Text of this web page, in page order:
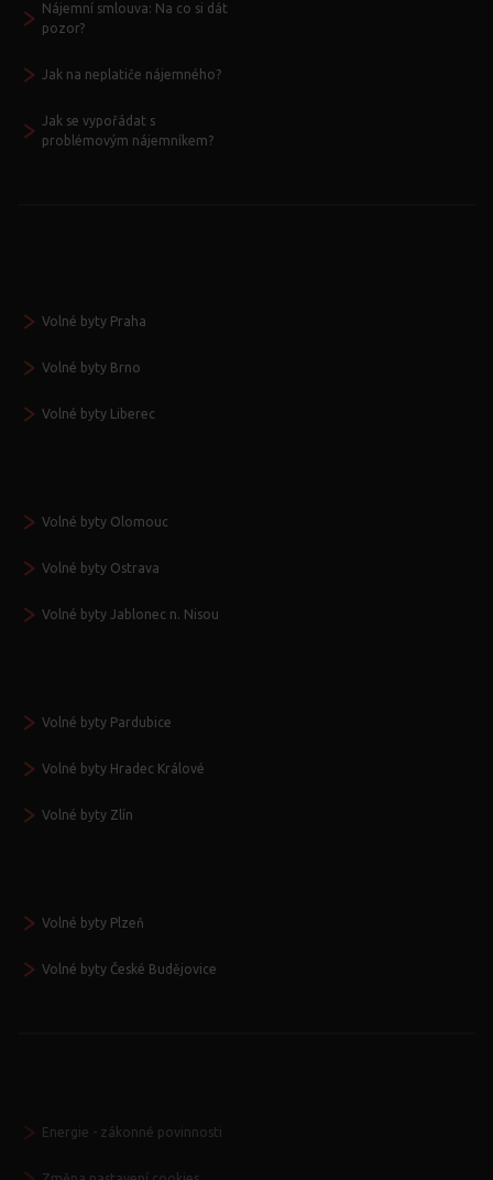
Nájemní smlouva: Na co si dát
pozor?
Jak na neplatiče nájemného?
Jak se vypořádat s
problémovým nájemníkem?
Volné byty Praha
Volné byty Brno
Volné byty Liberec
Volné byty Olomouc
Volné byty Ostrava
Volné byty Jablonec n. Nisou
Volné byty Pardubice
Volné byty Hradec Králové
Volné byty Zlín
Volné byty Plzeň
Volné byty České Budějovice
Energie - zákonné povinnosti